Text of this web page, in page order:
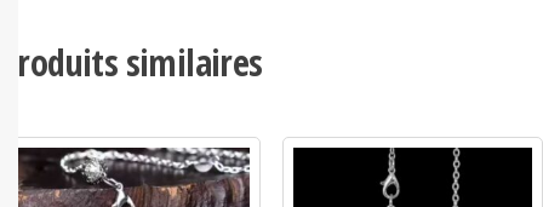
Produits similaires